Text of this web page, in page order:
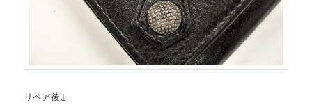
リペア後↓